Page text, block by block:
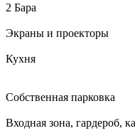
2 Бара
Экраны и проекторы
Кухня
Собственная парковка
Входная зона, гардероб,